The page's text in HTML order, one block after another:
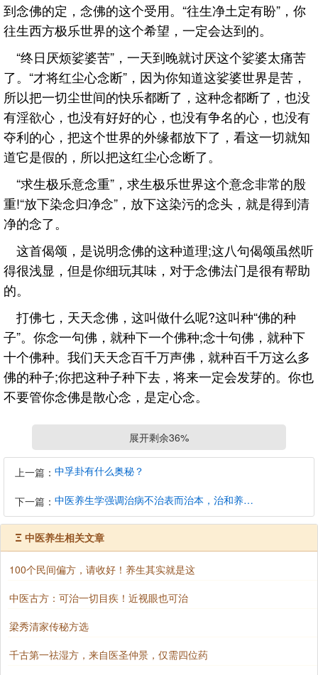
到念佛的定，念佛的这个受用。“往生净土定有盼”，你
往生西方极乐世界的这个希望，一定会达到的。
“终日厌烦娑婆苦”，一天到晚就讨厌这个娑婆太痛苦
了。“才将红尘心念断”，因为你知道这娑婆世界是苦，
所以把一切尘世间的快乐都断了，这种念都断了，也没
有淫欲心，也没有好好的心，也没有争名的心，也没有
夺利的心，把这个世界的外缘都放下了，看这一切就知
道它是假的，所以把这红尘心念断了。
“求生极乐意念重”，求生极乐世界这个意念非常的殷
重!“放下染念归净念”，放下这染污的念头，就是得到清
净的念了。
这首偈颂，是说明念佛的这种道理;这八句偈颂虽然听
得很浅显，但是你细玩其味，对于念佛法门是很有帮助
的。
打佛七，天天念佛，这叫做什么呢?这叫种“佛的种
子”。你念一句佛，就种下一个佛种;念十句佛，就种下
十个佛种。我们天天念百千万声佛，就种百千万这么多
佛的种子;你把这种子种下去，将来一定会发芽的。你也
不要管你念佛是散心念，是定心念。
有这么两句话说得很好，说：
清珠投于浊水 浊水不得不清
念佛入于乱心 乱心不得不佛
“清珠投于浊水”，有一种清水珠，往水里一放，“浊水
不得不清”，无论怎样混浊的水，也都会清净了，澄清
了。念佛这个佛号，也就好像清水珠，放到水里，水也
清了。
“念佛入于乱心”，我们这个心本来都是乱糟糟的，妄
想来了;这个走了，那个来了;那个走了，另一个又来
了，妄想好像海里头的波浪一样，没有停息的时候。那
展开剩余36%
上一篇： 中孚卦有什么奥秘？
下一篇： 中医养生学强调治病不治表而治本，治和养兼顾是有必要的
Ξ 中医养生相关文章
100个民间偏方，请收好！养生其实就是这
中医古方：可治一切目疾！近视眼也可治
梁秀清家传秘方选
千古第一祛湿方，来自医圣仲景，仅需四位药